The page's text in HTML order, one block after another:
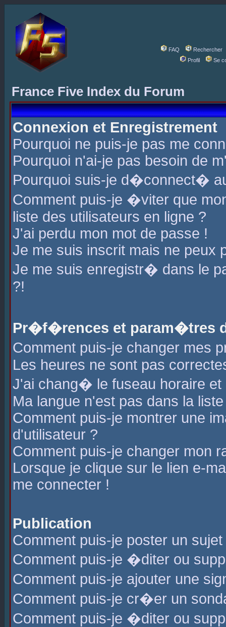
FAQ
Rechercher
Profil
Se
France Five Index du Forum
Connexion et Enregistrement
Pourquoi ne puis-je pas me
Pourquoi n'ai-je pas besoin de
Pourquoi suis-je d�connect�
Comment puis-je �viter que
liste des utilisateurs en ligne ?
J'ai perdu mon mot de passe !
Je me suis inscrit mais ne peux
Je me suis enregistr� dans le
?!
Pr�f�rences et param�tres
Comment puis-je changer mes
Les heures ne sont pas
J'ai chang� le fuseau horaire
Ma langue n'est pas dans la
Comment puis-je montrer une
d'utilisateur ?
Comment puis-je changer mon
Lorsque je clique sur le lien e-
me connecter !
Publication
Comment puis-je poster un
Comment puis-je �diter ou
Comment puis-je ajouter une
Comment puis-je cr�er un
Comment puis-je �diter ou